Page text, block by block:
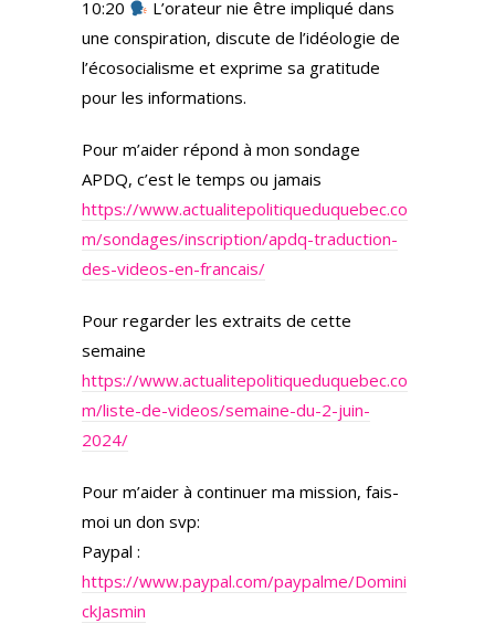
10:20
L’orateur nie être impliqué dans
une conspiration, discute de l’idéologie de
l’écosocialisme et exprime sa gratitude
pour les informations.
Pour m’aider répond à mon sondage
APDQ, c’est le temps ou jamais
https://www.actualitepolitiqueduquebec.co
m/sondages/inscription/apdq-traduction-
des-videos-en-francais/
Pour regarder les extraits de cette
semaine
https://www.actualitepolitiqueduquebec.co
m/liste-de-videos/semaine-du-2-juin-
2024/
Pour m’aider à continuer ma mission, fais-
moi un don svp:
Paypal :
https://www.paypal.com/paypalme/Domini
ckJasmin